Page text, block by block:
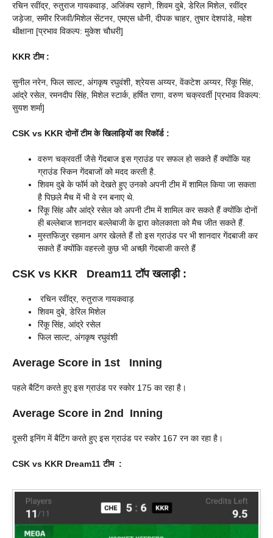
रचिन रवींद्र, रुतुराज गायकवाड़, अजिंक्य रहाणे, शिवम दुबे, डेरिल मिशेल, रवींद्र
जड़ेजा, समीर रिजवी/मिशेल सेंटनर, एमएस धोनी, दीपक चाहर, तुषार देशपांडे, महेश
थीक्षाना [प्रभाव विकल्प: मुकेश चौधरी]
KKR टीम:
सुनील नरेन, फिल साल्ट, अंगकृष रघुवंशी, श्रेयस अय्यर, वेंकटेश अय्यर, रिंकू सिंह,
आंद्रे रसेल, रमनदीप सिंह, मिशेल स्टार्क, हर्षित राणा, वरुण चक्रवर्ती [प्रभाव विकल्प:
सुयश शर्मा]
CSK vs KKR दोनों टीम के खिलाड़ियों का रिकॉर्ड :
वरुण चक्रवर्ती जैसे गेंदबाज इस ग्राउंड पर सफल हो सकते हैं क्योंकि यह
ग्राउंड स्किन गेंदबाजों को मदद करती है.
शिवम दुबे के फॉर्म को देखते हुए उनको अपनी टीम में शामिल किया जा सकता
है पिछले मैच में भी वे रन बनाए थे.
रिंकू सिंह और आंद्रे रसेल को अपनी टीम में शामिल कर सकते हैं क्योंकि दोनों
ही बल्लेबाज शानदार बल्लेबाजी के द्वारा कोलकाता को मैच जीत सकते हैं.
मुस्तफिजुर रहमान अगर खेलते हैं तो इस ग्राउंड पर भी शानदार गेंदबाजी कर
सकते हैं क्योंकि वहस्लो कुछ भी अच्छी गेंदबाजी करते हैं
CSK vs KKR Dream11 टॉप खलाड़ी :
रचिन रवींद्र, रुतुराज गायकवाड़
शिवम दुबे, डेरिल मिशेल
रिंकू सिंह, आंद्रे रसेल
फिल साल्ट, अंगकृष रघुवंशी
Average Score in 1st Inning
पहले बैटिंग करते हुए इस ग्राउंड पर स्कोर 175 का रहा है।
Average Score in 2nd Inning
दूसरी इनिंग में बैटिंग करते हुए इस ग्राउंड पर स्कोर 167 रन का रहा है।
CSK vs KKR Dream11टीम :